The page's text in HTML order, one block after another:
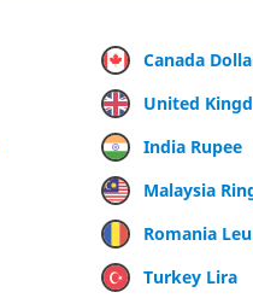
Canada
United
India Rupee
Malaysia
Romania Leu
Turkey Lira